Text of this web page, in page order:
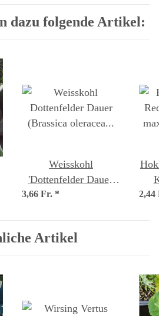
dazu folgende Artikel:
Weisskohl
'Dottenfelder Dauer'
(Brassica oleracea
3,66 Fr. *
Artikel